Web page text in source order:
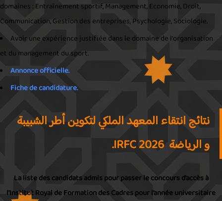
domaines : Entraînement sportif, Management, Economie, Droit,
Communication, Gestion des entreprises, Psychologie, Sociologie.
Avoir une expérience justifiée dans le domaine de l'organisation
et du management du sport.
Annonce officielle.
Fiche de candidature.
نتائج انتقاء المعهد الملكي لتكوين أطر الشبيبة
و الرياضة 2026 IRFC.
La liste des candidats admis pour passer le concours d’accès à
l’Institut Royal de Formation des Cadres pour l’année